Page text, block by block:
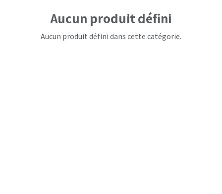
Aucun produit défini
Aucun produit défini dans cette catégorie.